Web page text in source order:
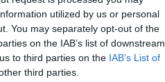
utilized by us or personal
You may separately opt-out of the
on the IAB’s list of downstream
to third parties on the IAB’s List of
third parties.